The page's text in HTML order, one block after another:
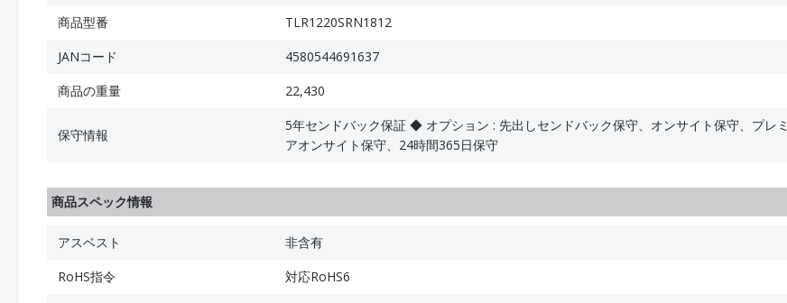
商品型番
TLR1220SRN1812
JANコード
4580544691637
商品の重量
22,430
保守情報
5年センドバック保証 ◆ オプション : 先出しセンドバック保守、オンサイト保守、プレミ
アオンサイト保守、24時間365日保守
商品スペック情報
アスベスト
非含有
RoHS指令
対応RoHS6